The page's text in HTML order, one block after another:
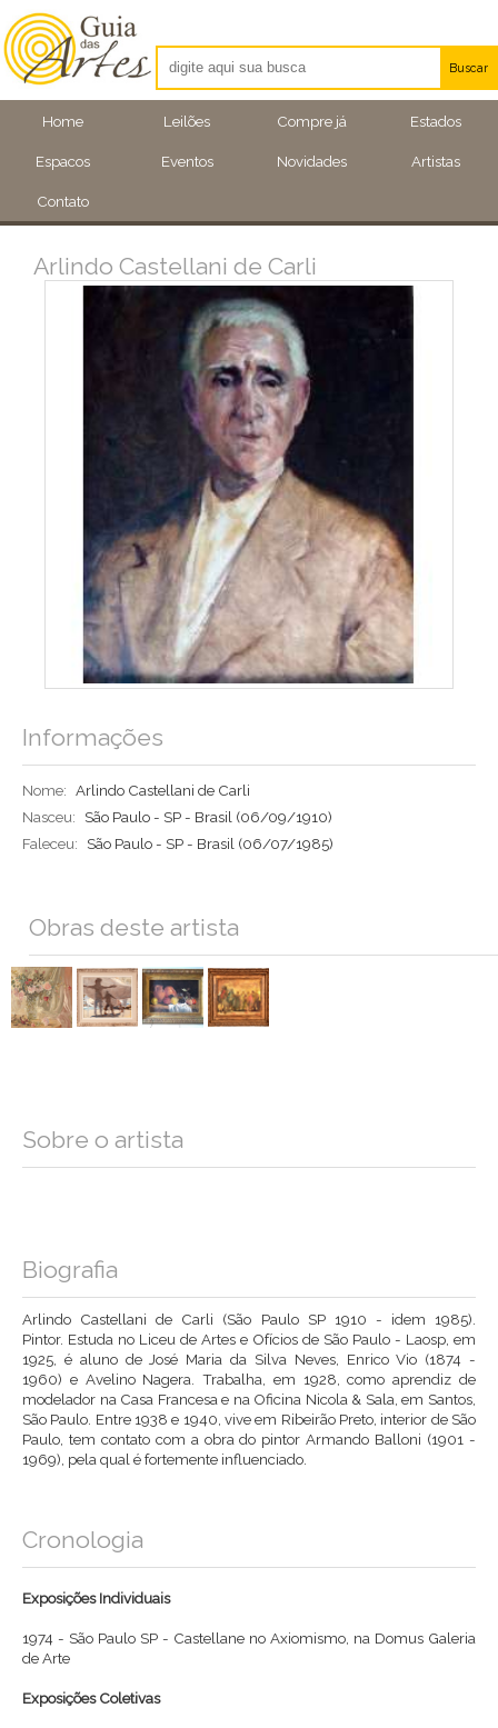
Home Leilões Compre já Estados
Espacos Eventos Novidades Artistas
Contato
Buscar
Artistas
Eventos
Arlindo Castellani de Carli
Informações
Nome: Arlindo Castellani de Carli
Nasceu:
São Paulo - SP - Brasil (06/09/1910)
Faleceu:
São Paulo - SP - Brasil (06/07/1985)
Obras deste artista
Sobre o artista
Biografia
Arlindo Castellani de Carli (São Paulo SP 1910 - idem 1985).
Pintor. Estuda no Liceu de Artes e Ofícios de São Paulo - Laosp, em
1925, é aluno de José Maria da Silva Neves, Enrico Vio (1874 -
1960) e Avelino Nagera. Trabalha, em 1928, como aprendiz de
modelador na Casa Francesa e na Oficina Nicola & Sala, em Santos,
São Paulo. Entre 1938 e 1940, vive em Ribeirão Preto, interior de São
Paulo, tem contato com a obra do pintor Armando Balloni (1901 -
1969), pela qual é fortemente influenciado.
Cronologia
Exposições Individuais
1974 - São Paulo SP - Castellane no Axiomismo, na Domus Galeria
de Arte
Exposições Coletivas